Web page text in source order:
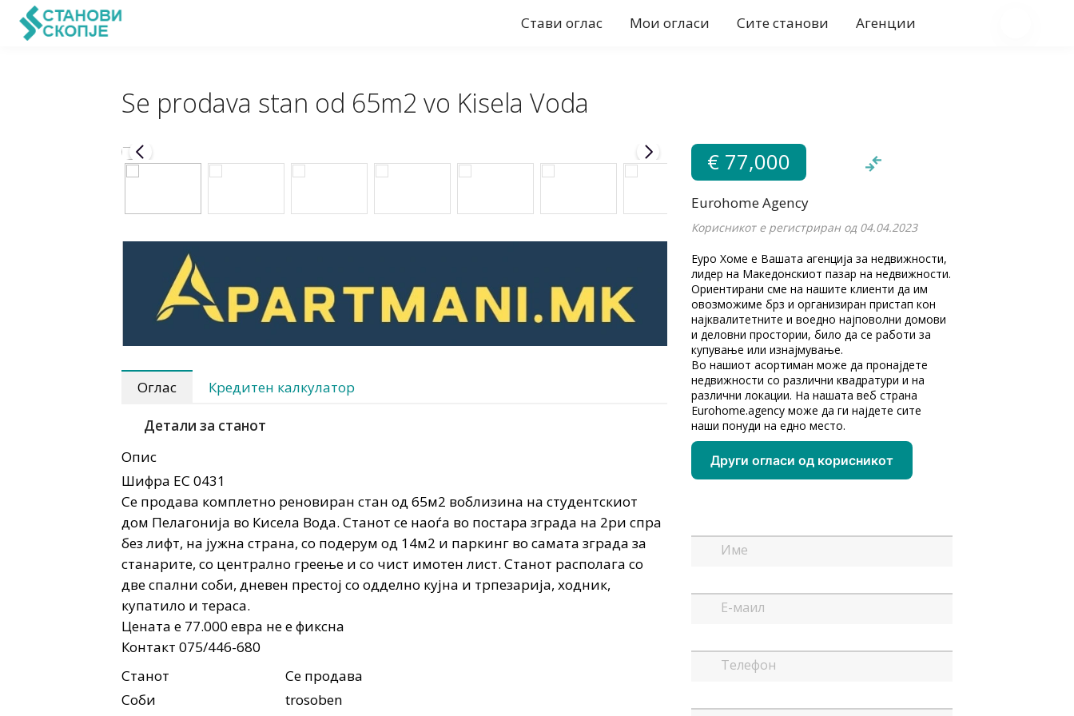
Стави оглас Мои огласи Сите станови Агенции
Se prodava stan od 65m2 vo Kisela Voda
Оглас Кредитен калкулатор
Детали за станот
Опис
Шифра ЕС 0431
Се продава комплетно реновиран стан од 65м2 воблизина на студентскиот
дом Пелагонија во Кисела Вода. Станот се наоѓа во постара зграда на 2ри спра
без лифт, на јужна страна, со подерум од 14м2 и паркинг во самата зграда за
станарите, со централно греење и со чист имотен лист. Станот располага со
две спални соби, дневен престој со одделно кујна и трпезарија, ходник,
купатило и тераса.
Цената е 77.000 евра не е фиксна
Контакт 075/446-680
Станот
Се продава
Соби
trosoben
€ 77,000
Eurohome Agency
Корисникот е регистриран од 04.04.2023
Еуро Хоме е Вашата агенција за недвижности,
лидер на Македонскиот пазар на недвижности.
Ориентирани сме на нашите клиенти да им
овозможиме брз и организиран пристап кон
најквалитетните и воедно најповолни домови
и деловни простории, било да се работи за
купување или изнајмување.
Во нашиот асортиман може да пронајдете
недвижности со различни квадратури и на
различни локации. На нашата веб страна
Eurohome.agency може да ги најдете сите
наши понуди на едно место.
Други огласи од корисникот